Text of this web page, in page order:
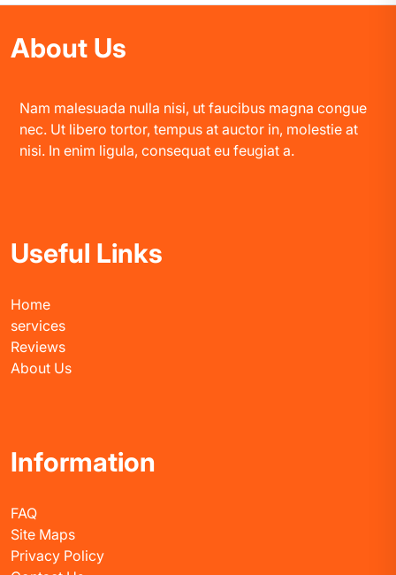
About Us
Nam malesuada nulla nisi, ut faucibus magna congue
nec. Ut libero tortor, tempus at auctor in, molestie at
nisi. In enim ligula, consequat eu feugiat a.
Useful Links
Home
services
Reviews
About Us
Information
FAQ
Site Maps
Privacy Policy